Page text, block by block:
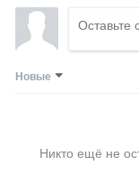
Новые
Никто ещё не